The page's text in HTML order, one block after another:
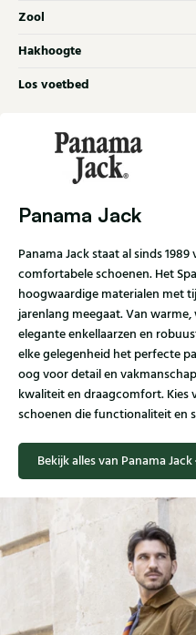
Zool
Hakhoogte
Los voetbed
Panama Jack
Panama Jack staat al sinds
comfortabele schoenen. Het
hoogwaardige materialen met
jarenlang meegaat. Van
elegante enkellaarzen en
elke gelegenheid het perfecte
oog voor detail en
kwaliteit en draagcomfort. Kies
schoenen die functionaliteit en
Bekijk alles van Panama Jack